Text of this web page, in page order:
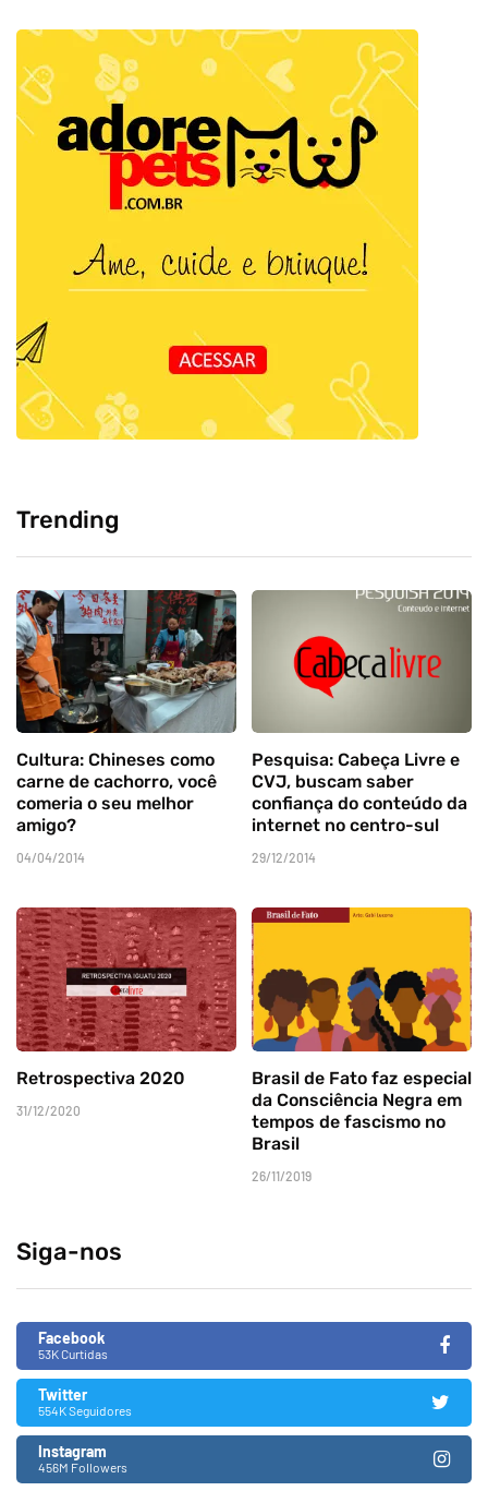
Trending
Cultura: Chineses como
carne de cachorro, você
comeria o seu melhor
amigo?
04/04/2014
Pesquisa: Cabeça Livre e
CVJ, buscam saber
confiança do conteúdo da
internet no centro-sul
29/12/2014
Retrospectiva 2020
31/12/2020
Brasil de Fato faz especial
da Consciência Negra em
tempos de fascismo no
Brasil
26/11/2019
Siga-nos
Facebook
53K Curtidas
Twitter
554K Seguidores
Instagram
456M Followers